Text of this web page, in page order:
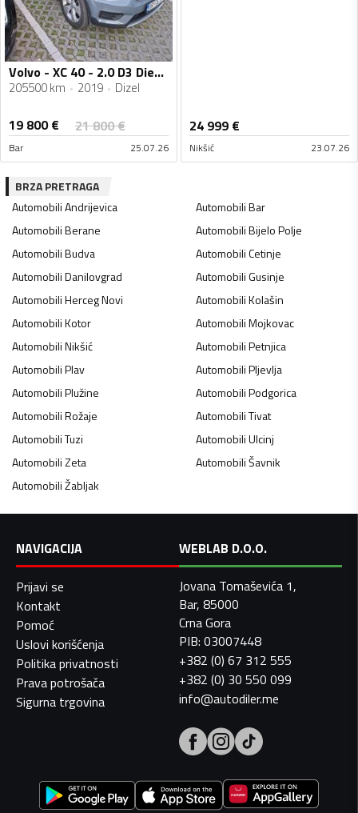
Volvo - XC 40 - 2.0 D3 Diesel Automatic
205500 km 2019 Dizel
19 800€ 21 800€
Bar 25.07.26
24 999 €
Nikšić 23.07.26
BRZA PRETRAGA
AutomobiliAndrijevica AutomobiliBar
AutomobiliBerane AutomobiliBijelo Polje
AutomobiliBudva AutomobiliCetinje
AutomobiliDanilovgrad AutomobiliGusinje
AutomobiliHerceg Novi AutomobiliKolašin
AutomobiliKotor AutomobiliMojkovac
AutomobiliNikšić AutomobiliPetnjica
AutomobiliPlav AutomobiliPljevlja
AutomobiliPlužine AutomobiliPodgorica
AutomobiliRožaje AutomobiliTivat
AutomobiliTuzi AutomobiliUlcinj
AutomobiliZeta AutomobiliŠavnik
AutomobiliŽabljak
NAVIGACIJA
Prijavi se
Kontakt
Pomoć
Uslovi korišćenja
Politika privatnosti
Prava potrošača
Sigurna trgovina
WEBLAB D.O.O.
Jovana Tomaševića 1,
Bar, 85000
Crna Gora
PIB: 03007448
+382 (0) 67 312 555
+382 (0) 30 550 099
info@autodiler.me